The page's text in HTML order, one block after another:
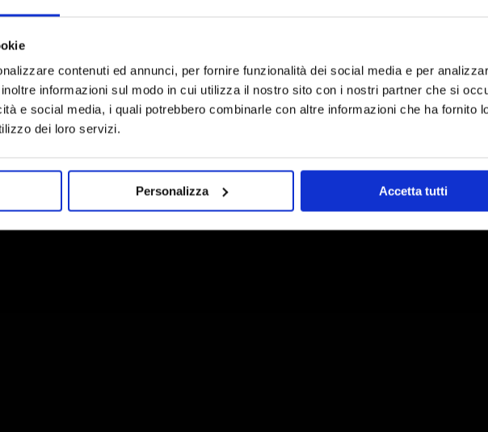
contenuti ed annunci, per fornire funzionalità dei social media e per
informazioni sul modo in cui utilizza il nostro sito con i nostri partner che si
e social media, i quali potrebbero combinarle con altre informazioni che ha fornito
dei loro servizi.
Personalizza Accetta tutti